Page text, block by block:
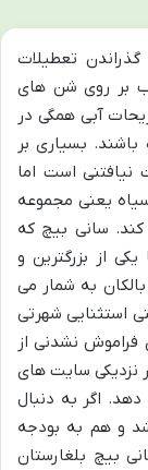
تعطیلات
بر روی شن های
آبی همگی در
بسیاری بر
نیافتنی است اما
یعنی مجموعه
سانی بیچ که
از بزرگترین و
به شمار می
استثنایی شهرتی
فراموش نشدنی از
نزدیکی سایت های
اگر به دنبال
و هم به بودجه
بیچ بلغارستان